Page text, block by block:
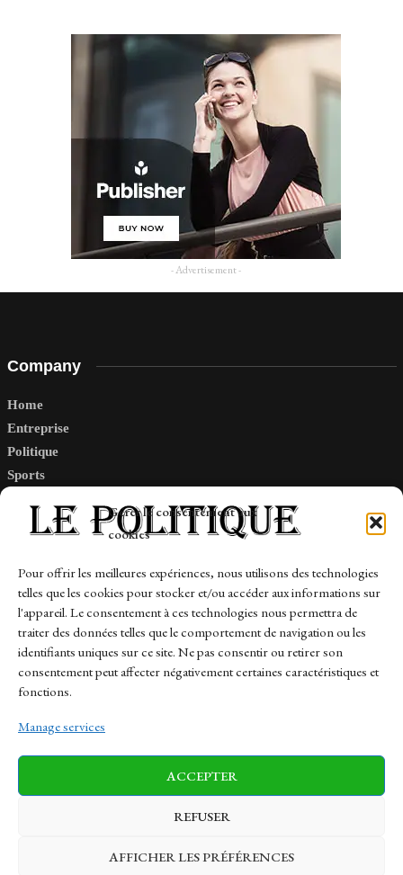
Gérer le consentement aux
cookies
Pour offrir les meilleures expériences, nous utilisons des technologies
telles que les cookies pour stocker et/ou accéder aux informations sur
l'appareil. Le consentement à ces technologies nous permettra de
traiter des données telles que le comportement de navigation ou les
identifiants uniques sur ce site. Ne pas consentir ou retirer son
consentement peut affecter négativement certaines caractéristiques et
fonctions.
Manage services
ACCEPTER
REFUSER
AFFICHER LES PRÉFÉRENCES
- Advertisement -
Company
Home
Entreprise
Politique
Sports
Links
Contact
Sitemap
News Finance-Marches Politics
Business Tech Health Sports Travel
© 1997-2026 - lepolitique.net. All Rights Reserved.